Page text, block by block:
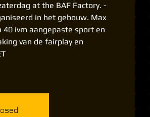
at the BAF Factory. -
in het gebouw. Max
ivm aangepaste sport en
van de fairplay en